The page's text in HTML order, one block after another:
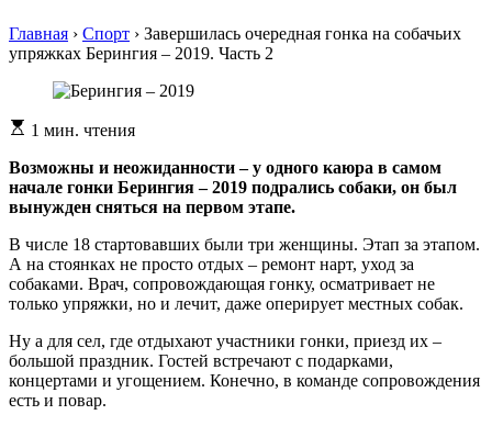
Главная › Спорт › Завершилась очередная гонка на собачьих
упряжках Берингия – 2019. Часть 2
Расчетное
чтения
1 мин. чтения
Возможны и неожиданности – у одного каюра в самом
начале гонки Берингия – 2019 подрались собаки, он был
вынужден сняться на первом этапе.
В числе 18 стартовавших были три женщины. Этап за этапом.
А на стоянках не просто отдых – ремонт нарт, уход за
собаками. Врач, сопровождающая гонку, осматривает не
только упряжки, но и лечит, даже оперирует местных собак.
Ну а для сел, где отдыхают участники гонки, приезд их –
большой праздник. Гостей встречают с подарками,
концертами и угощением. Конечно, в команде сопровождения
есть и повар.